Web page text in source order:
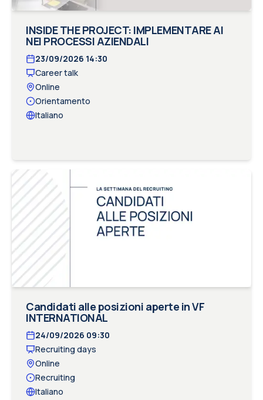
INSIDE THE PROJECT: IMPLEMENTARE AI
NEI PROCESSI AZIENDALI
23/09/2026 14:30
Career talk
Online
Orientamento
Italiano
Candidati alle posizioni aperte in VF
INTERNATIONAL
24/09/2026 09:30
Recruiting days
Online
Recruiting
Italiano